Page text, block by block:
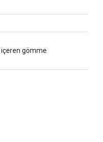
içeren gömme